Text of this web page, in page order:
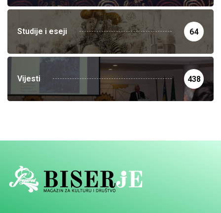
Studije i eseji 64
Vijesti 438